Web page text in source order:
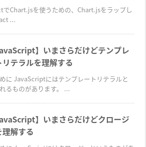
でChart.jsを使うための、Chart.jsをラップし
...
】いまさらだけどテンプレ
リテラルを理解する
に JavaScriptにはテンプレートリテラルと
るものがあります。 ...
】いまさらだけどクロージ
理解する